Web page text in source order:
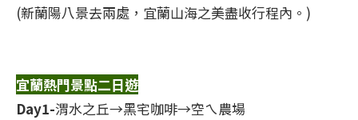
(新蘭陽八景去兩處，宜蘭山海之美盡收行程內。)
宜蘭熱門景點二日遊
Day1-渭水之丘→黑宅咖啡→空ㄟ農場